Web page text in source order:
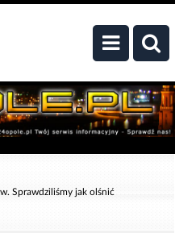
Sprawdziliśmy jak olśnić